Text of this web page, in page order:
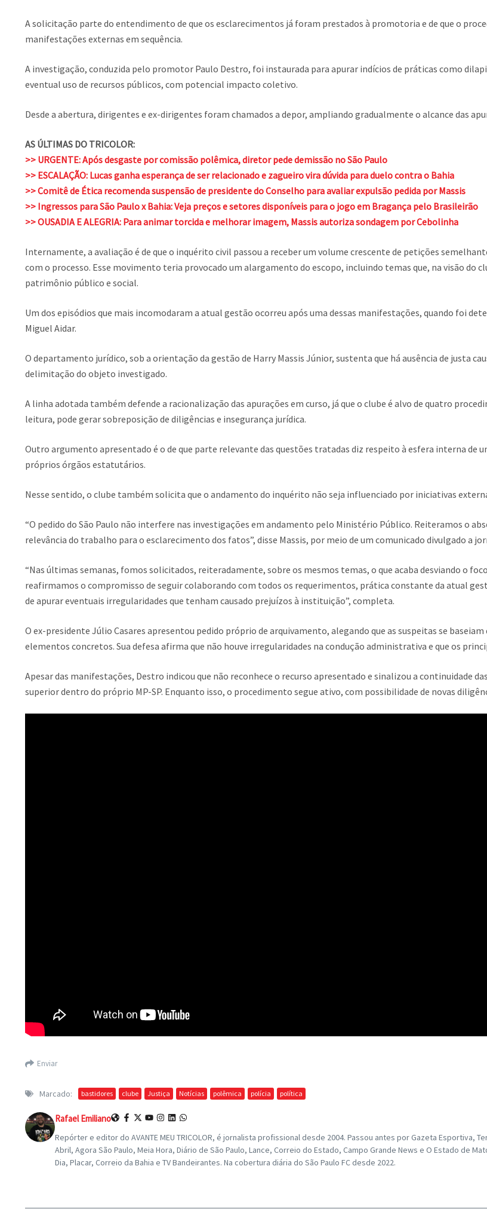
A solicitação parte do entendimento de que os esclarecimentos já foram prestados à promotoria e de que o
manifestações externas em sequência.
A investigação, conduzida pelo promotor Paulo Destro, foi instaurada para apurar indícios de práticas como
eventual uso de recursos públicos, com potencial impacto coletivo.
Desde a abertura, dirigentes e ex-dirigentes foram chamados a depor, ampliando gradualmente o alcance das
AS ÚLTIMAS DO TRICOLOR:
>> URGENTE: Após desgaste por comissão polêmica, diretor pede demissão no São Paulo
>> ESCALAÇÃO: Lucas ganha esperança de ser relacionado e zagueiro vira dúvida para duelo contra o Bahia
>> Comitê de Ética recomenda suspensão de presidente do Conselho para avaliar expulsão pedida por Massis
>> Ingressos para São Paulo x Bahia: Veja preços e setores disponíveis para o jogo em Bragança pelo Brasileirão
>> OUSADIA E ALEGRIA: Para animar torcida e melhorar imagem, Massis autoriza sondagem por Cebolinha
Internamente, a avaliação é de que o inquérito civil passou a receber um volume crescente de petições
com o processo. Esse movimento teria provocado um alargamento do escopo, incluindo temas que, na visão do
patrimônio público e social.
Um dos episódios que mais incomodaram a atual gestão ocorreu após uma dessas manifestações, quando foi
Miguel Aidar.
O departamento jurídico, sob a orientação da gestão de Harry Massis Júnior, sustenta que há ausência de justa
delimitação do objeto investigado.
A linha adotada também defende a racionalização das apurações em curso, já que o clube é alvo de quatro
leitura, pode gerar sobreposição de diligências e insegurança jurídica.
Outro argumento apresentado é o de que parte relevante das questões tratadas diz respeito à esfera interna de
próprios órgãos estatutários.
Nesse sentido, o clube também solicita que o andamento do inquérito não seja influenciado por iniciativas
“O pedido do São Paulo não interfere nas investigações em andamento pelo Ministério Público. Reiteramos o
relevância do trabalho para o esclarecimento dos fatos”, disse Massis, por meio de um comunicado divulgado a
“Nas últimas semanas, fomos solicitados, reiteradamente, sobre os mesmos temas, o que acaba desviando o
reafirmamos o compromisso de seguir colaborando com todos os requerimentos, prática constante da atual
de apurar eventuais irregularidades que tenham causado prejuízos à instituição”, completa.
O ex-presidente Júlio Casares apresentou pedido próprio de arquivamento, alegando que as suspeitas se
elementos concretos. Sua defesa afirma que não houve irregularidades na condução administrativa e que os
Apesar das manifestações, Destro indicou que não reconhece o recurso apresentado e sinalizou a continuidade
superior dentro do próprio MP-SP. Enquanto isso, o procedimento segue ativo, com possibilidade de novas
Enviar
Marcado: bastidores clube Justiça Notícias polêmica polícia política
Rafael Emiliano
Repórter e editor do AVANTE MEU TRICOLOR, é jornalista profissional desde 2004. Passou antes por Gazeta Esportiva,
Abril, Agora São Paulo, Meia Hora, Diário de São Paulo, Lance, Correio do Estado, Campo Grande News e O Estado de
Dia, Placar, Correio da Bahia e TV Bandeirantes. Na cobertura diária do São Paulo FC desde 2022.